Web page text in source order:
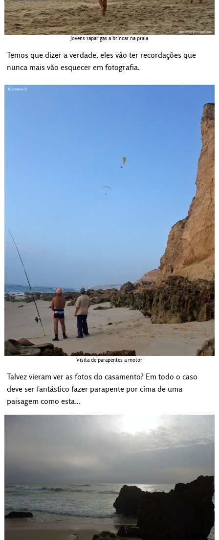
Jovens raparigas a brincar na praia
Temos que dizer a verdade, eles vão ter recordações que
nunca mais vão esquecer em fotografia.
Visita de parapentes a motor
Talvez vieram ver as fotos do casamento? Em todo o caso
deve ser fantástico fazer parapente por cima de uma
paisagem como esta…